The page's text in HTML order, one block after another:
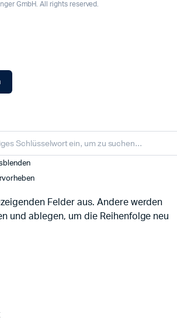
GmbH. All rights reserved.
Felder aus. Andere werden
und ablegen, um die Reihenfolge neu